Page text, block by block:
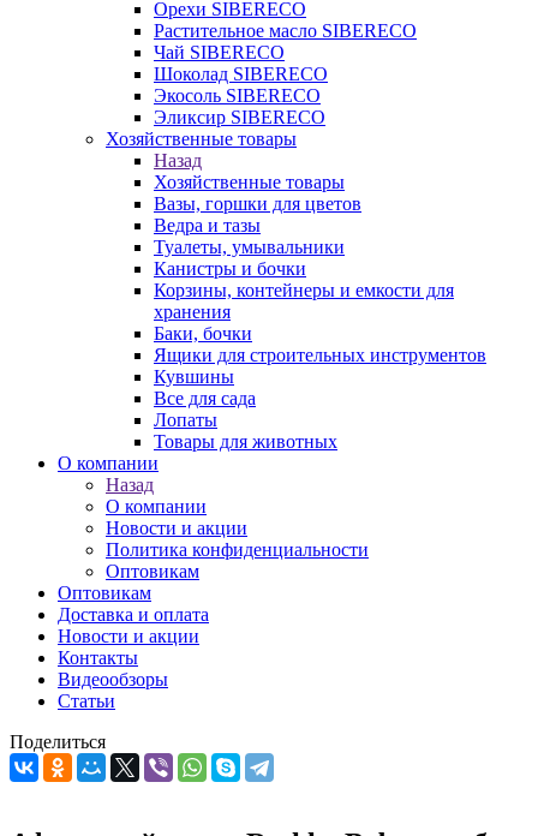
Орехи SIBERECO
Растительное масло SIBERECO
Чай SIBERECO
Шоколад SIBERECO
Экосоль SIBERECO
Эликсир SIBERECO
Хозяйственные товары
Назад
Хозяйственные товары
Вазы, горшки для цветов
Ведра и тазы
Туалеты, умывальники
Канистры и бочки
Корзины, контейнеры и емкости для
хранения
Баки, бочки
Ящики для строительных инструментов
Кувшины
Все для сада
Лопаты
Товары для животных
О компании
Назад
О компании
Новости и акции
Политика конфиденциальности
Оптовикам
Оптовикам
Доставка и оплата
Новости и акции
Контакты
Видеообзоры
Статьи
Поделиться